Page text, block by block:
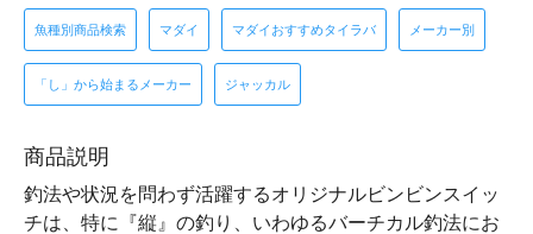
魚種別商品検索 マダイ マダイおすすめタイラバ メーカー別
「し」から始まるメーカー ジャッカル
商品説明
釣法や状況を問わず活躍するオリジナルビンビンスイッ
チは、特に『縦』の釣り、いわゆるバーチカル釣法にお